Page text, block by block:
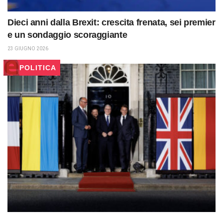
Dieci anni dalla Brexit: crescita frenata, sei premier
e un sondaggio scoraggiante
23 GIUGNO 2026
POLITICA